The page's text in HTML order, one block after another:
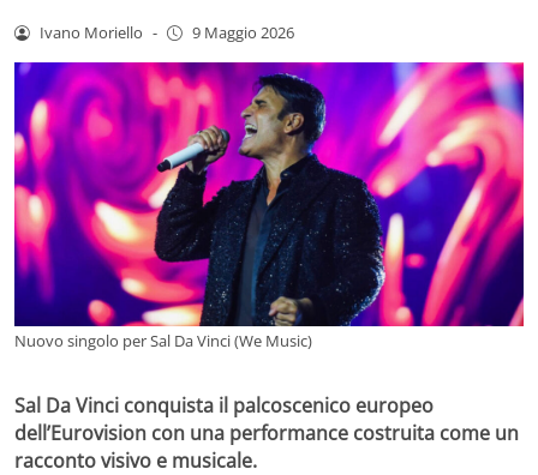
Ivano Moriello - 9 Maggio 2026
Nuovo singolo per Sal Da Vinci (We Music)
Sal Da Vinci conquista il palcoscenico europeo
dell’Eurovision con una performance costruita come un
racconto visivo e musicale.